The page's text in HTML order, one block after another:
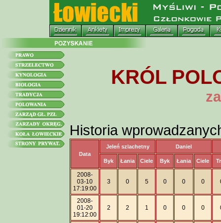
KRÓL
Historia
Data
Jeleń szlachetny Daniel
Byk Łania Ciele Byk Łania Ciele
2008-
03-10
17:19:00
3 0 5 0 0 0
2008-
01-20
19:12:00
2 2 1 0 0 0